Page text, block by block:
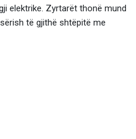
elektrike. Zyrtarët thonë mund
të gjithë shtëpitë me